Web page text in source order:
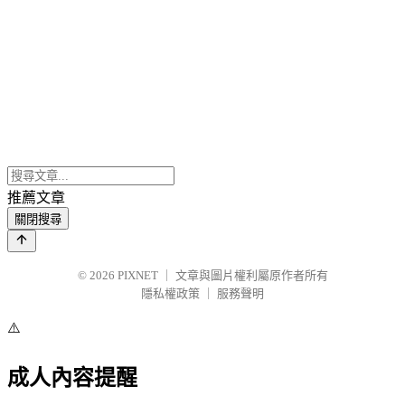
推薦文章
關閉搜尋
© 2026 PIXNET
文章與圖片權利屬原作者所有
隱私權政策
服務聲明
⚠️
成人內容提醒